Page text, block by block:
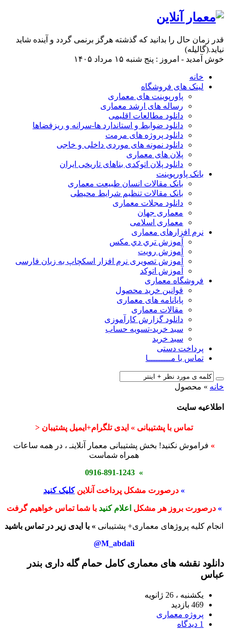
قدر زمان حال را بدانید که گذشته هرگز برنمی گردد و آینده شاید
نیاید.(گالیله)
خوش آمدید - امروز : پنج شنبه ۱۵ مرداد ۱۴۰۵
خانه
لینک های فروشگاه
پاورپوینت های معماری
رساله های ارشد معماری
دانلود مطالعات اقلیمی
دانلود ضوابط و استاندارد ها-سرانه و ریزفضاها
دانلود پروژه های مرمت
دانلود نمونه های موردی داخلی و خاجی
پلان های معماری
دانلود پلان اتوکدی بناهای تاریخی ایران
بانک پاورپوینت
بانک مقالات انسان طبیعت معماری
بانک مقالات تنظیم شرایط محیطی
دانلود مجلات معماری
معماری جهان
معماری اسلامی
نرم افزارهای معماری
آﻣﻮزش ﺗﺮي دي ﻣﮑﺲ
آموزش رویت
آموزش تصویری نرم افزار اسکچاپ به زبان فارسی
آموزش اتوکد
فروشگاه معماری
قوانین خرید محصول
پایانامه های معماری
مقالات معماری
دانلود گزارش کارآموزی
سبد خرید-تسویه حساب
سبد خرید
پرداخت دستی
تماس با مـــــــــا
خانه » محصول
اطلاعیه سایت
تماس با پشتیبانی » ایدی تلگرام+ایمیل پشتیبان <
» فراموش نکنید! بخش پشتیبانی معمار آنلاینـ ، در همه ساعات
همراه شماست
» 0916-891-1243
» درصورت مشکل پرداخت آنلاینکلیک کنید
» درصورت بروز هر مشکل اعلام کنید با شما تماس خواهیم گرفت
انجام کلیه پروژهای معماری+ پشتیبانی » با ایدی زیر در تماس باشید
M_abdali@
دانلود نقشه های معماری کامل حمام گله داری بندر
عباس
یکشنبه ، 26 ژانویه
469 بازدید
پروژه معماری
1 دیدگاه